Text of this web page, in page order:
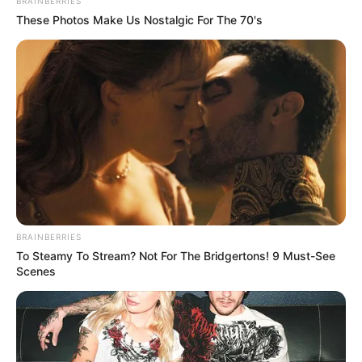
No Estado de direito à administração pública anda conforme lhe
manda a lei, e desenvolve suas atividades debaixo da lei. O
princípio da legalidade no Estado de direito impõe a supremacia da
lei sobre qualquer outra vontade.
É por agir em conformidade com o que estabelece a
Silva, pagou o IFA - Incentivo Financeiro Adicional aos Agentes
Comunitários de Saúde e Agentes de Combate às Endemias do
município.
These Photos Make Us Nostalgic For The 70's
BRAINBERRIES
To Steamy To Stream? Not For The Bridgertons! 9 Must-See
Scenes